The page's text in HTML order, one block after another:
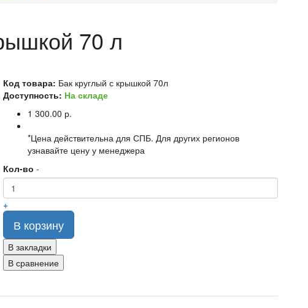
70 л
Код товара: Бак круглый с крышкой 70л
Доступность: На складе
1 300.00 р.
*Цена действительна для СПБ. Для других регионов
узнавайте цену у менеджера
Кол-во -
+
В корзину
В закладки
В сравнение